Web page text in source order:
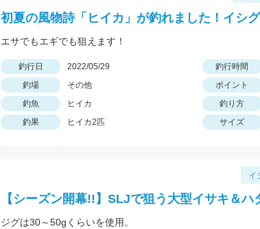
ペ
初夏の風物詩「ヒイカ」が釣れました！イシ
エサでもエギでも狙えます！
釣行日 2022/05/29 釣行時間
釣場
その他
ポイント
釣魚
ヒイカ 釣り方
釣果
ヒイカ2匹 サイズ
イ
【シーズン開幕!!】SLJで狙う大型イサキ＆ハ
ジグは30～50gくらいを使用。